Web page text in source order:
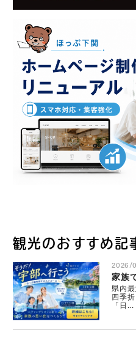
観光のおすすめ記
2026/
県内
四季
「日...